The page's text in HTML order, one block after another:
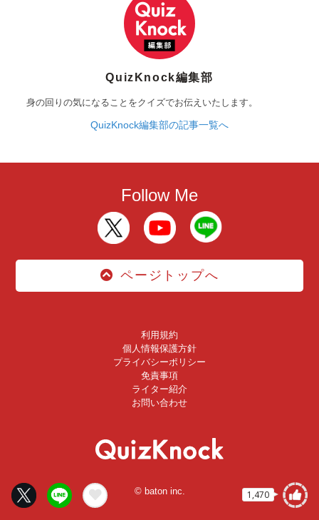
1,470
QuizKnock編集部
身の回りの気になることをクイズでお伝えいたします。
QuizKnock編集部の記事一覧へ
Follow Me
ページトップへ
利用規約
個人情報保護方針
プライバシーポリシー
免責事項
ライター紹介
お問い合わせ
© baton inc.